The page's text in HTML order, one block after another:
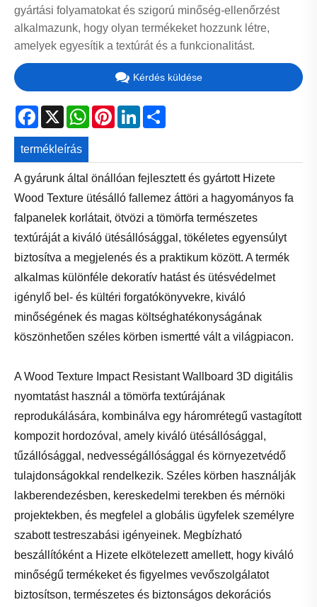
gyártási folyamatokat és szigorú minőség-ellenőrzést
alkalmazunk, hogy olyan termékeket hozzunk létre,
amelyek egyesítik a textúrát és a funkcionalitást.
Kérdés küldése
Facebook
X WhatsApp
PinterestLinkedIn
termékleírás
A gyárunk által önállóan fejlesztett és gyártott Hizete
Wood Texture ütésálló fallemez áttöri a hagyományos fa
falpanelek korlátait, ötvözi a tömörfa természetes
textúráját a kiváló ütésállósággal, tökéletes egyensúlyt
biztosítva a megjelenés és a praktikum között. A termék
alkalmas különféle dekoratív hatást és ütésvédelmet
igénylő bel- és kültéri forgatókönyvekre, kiváló
minőségének és magas költséghatékonyságának
köszönhetően széles körben ismertté vált a világpiacon.
A Wood Texture Impact Resistant Wallboard 3D digitális
nyomtatást használ a tömörfa textúrájának
reprodukálására, kombinálva egy háromrétegű vastagított
kompozit hordozóval, amely kiváló ütésállósággal,
tűzállósággal, nedvességállósággal és környezetvédő
tulajdonságokkal rendelkezik. Széles körben használják
lakberendezésben, kereskedelmi terekben és mérnöki
projektekben, és megfelel a globális ügyfelek személyre
szabott testreszabási igényeinek. Megbízható
beszállítóként a Hizete elkötelezett amellett, hogy kiváló
minőségű termékeket és figyelmes vevőszolgálatot
biztosítson, természetes és biztonságos dekorációs